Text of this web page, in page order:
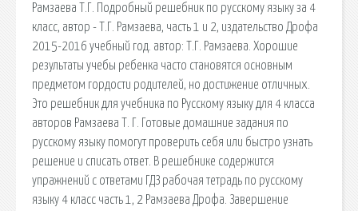
Рамзаева Т.Г. Подробный решебник по русскому языку за 4
класс, автор - Т.Г. Рамзаева, часть 1 и 2, издательство Дрофа
2015-2016 учебный год. автор: Т.Г. Рамзаева. Хорошие
результаты учебы ребенка часто становятся основным
предметом гордости родителей, но достижение отличных.
Это решебник для учебника по Русскому языку для 4 класса
авторов Рамзаева Т. Г. Готовые домашние задания по
русскому языку помогут проверить себя или быстро узнать
решение и списать ответ. В решебнике содержится
упражнений с ответами ГДЗ рабочая тетрадь по русскому
языку 4 класс часть 1, 2 Рамзаева Дрофа. Завершение